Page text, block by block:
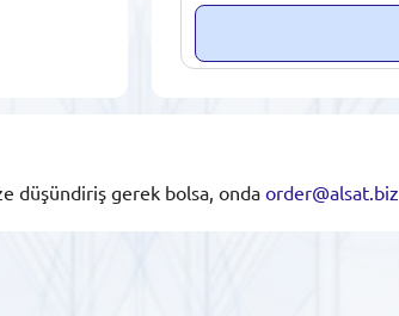
düşündiriş gerek bolsa, onda order@alsat.biz